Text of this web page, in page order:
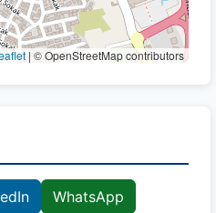
| © OpenStreetMap contributors
WhatsApp